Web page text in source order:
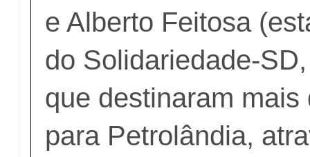
e Alberto Feitosa
do Solidariedade-
que destinaram
para Petrolândia,